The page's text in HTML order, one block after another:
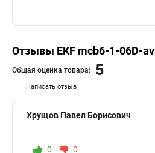
Отзывы EKF mcb6-1-06D-av
Написать отзыв
Общая оценка товара: 5
Хрущов Павел Борисович
0 0